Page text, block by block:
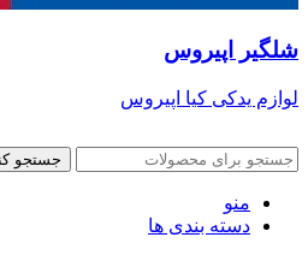
شلگیر اپیروس
لوازم یدکی کیا اپیروس
جستجو
منو
دسته بندی ها